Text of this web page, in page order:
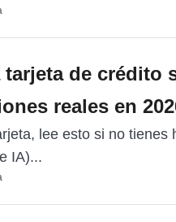
tarjeta de crédito
reales en
lee esto si no tienes
IA)...